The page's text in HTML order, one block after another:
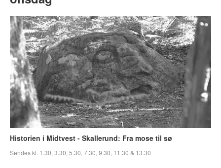
Historien i Midtvest - Skallerund: Fra mose til sø
Sendes kl. 1.30, 3.30, 5.30, 7.30, 9.30, 11.30 & 13.30